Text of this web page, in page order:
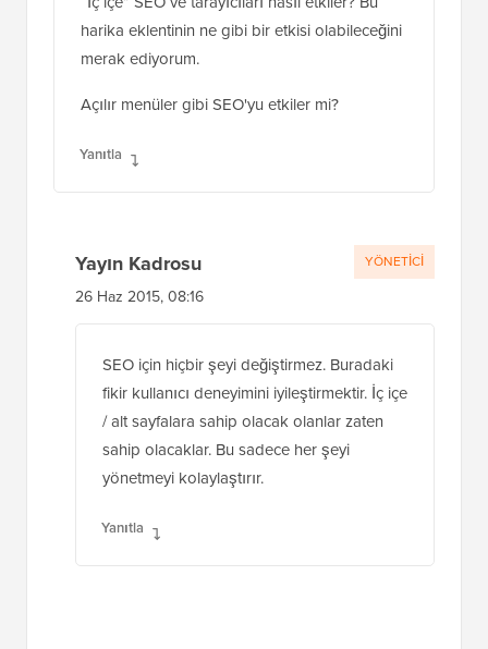
harika eklentinin ne gibi bir etkisi olabileceğini
merak ediyorum.
Açılır menüler gibi SEO'yu etkiler mi?
Yanıtla
Yayın Kadrosu
26 Haz 2015, 08:16
SEO için hiçbir şeyi değiştirmez. Buradaki
fikir kullanıcı deneyimini iyileştirmektir. İç içe
/ alt sayfalara sahip olacak olanlar zaten
sahip olacaklar. Bu sadece her şeyi
yönetmeyi kolaylaştırır.
Yanıtla
YÖNETICI